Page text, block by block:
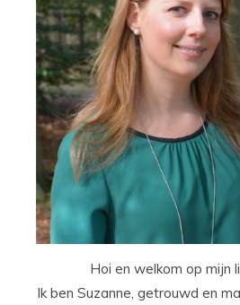
Hoi en welkom op mijn
Ik ben Suzanne, getrouwd en